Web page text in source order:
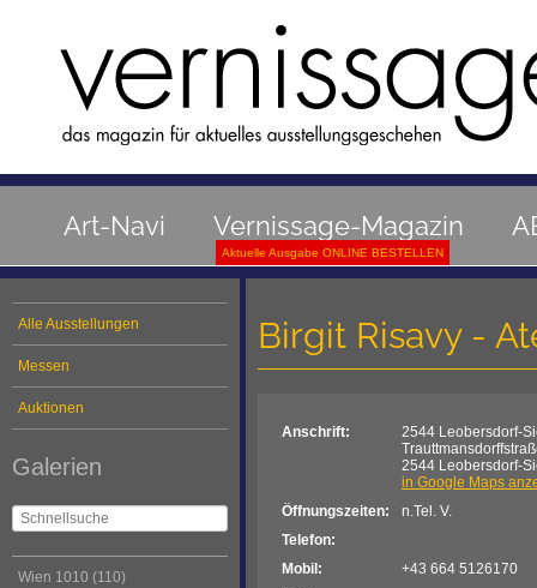
Art-Navi Vernissage-Magazin
Aktuelle Ausgabe ONLINE BESTELLEN
Alle Ausstellungen
Messen
Auktionen
Galerien
Wien 1010 (110)
Birgit Risavy -
Anschrift:
2544 Leobersdorf-
2544 Leobersdorf-
in Google Maps
Öffnungszeiten:
n.Tel. V.
Telefon:
Mobil:
+43 664 5126170